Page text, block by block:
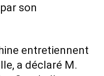
son
entretiennent
a déclaré M.